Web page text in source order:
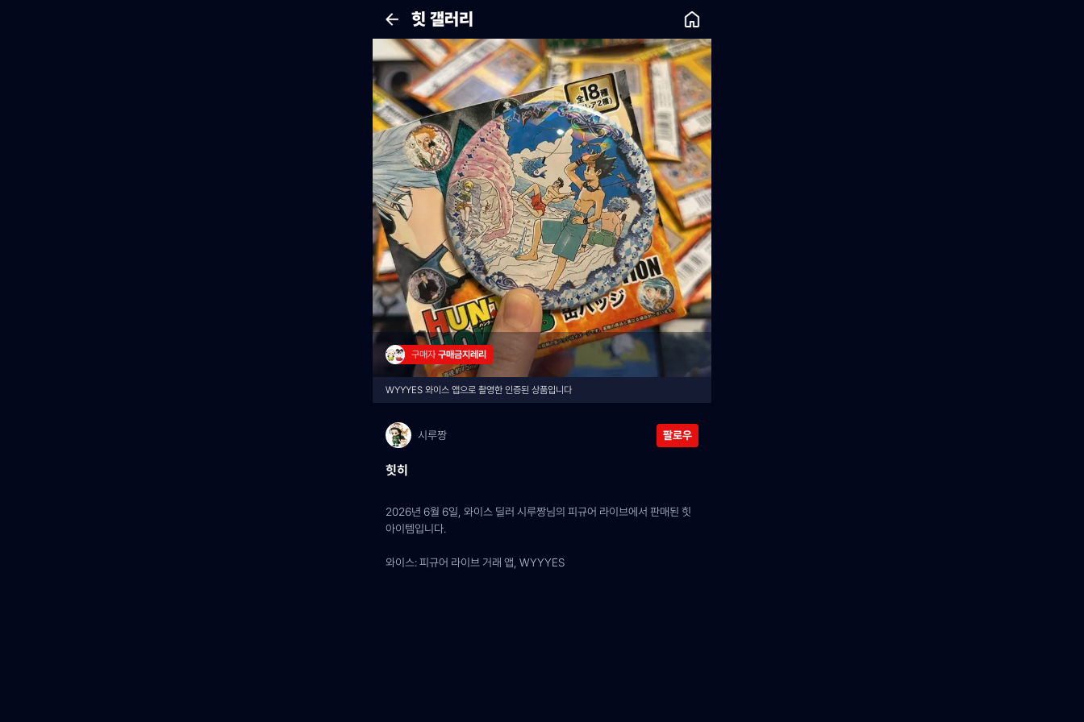
힛 갤러리
구매자 구매금지레리
WYYYES 와이스 앱으로 촬영한 인증된 상품입니다
시루짱 팔로우
힛히
2026년 6월 6일, 와이스 딜러 시루짱님의 피규어 라이브에서 판매된 힛
아이템입니다.
와이스: 피규어 라이브 거래 앱, WYYYES